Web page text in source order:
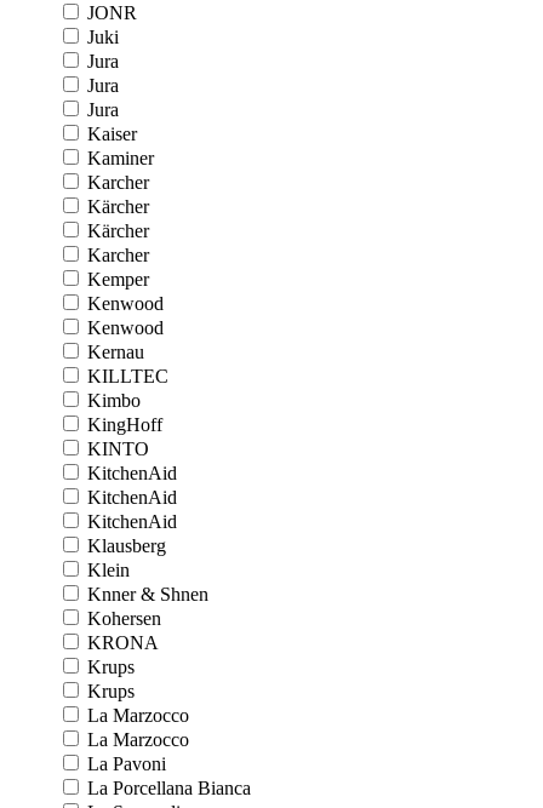
JONR
Juki
Jura
Jura
Jura
Kaiser
Kaminer
Karcher
Kärcher
Kärcher
Karcher
Kemper
Kenwood
Kenwood
Kernau
KILLTEC
Kimbo
KingHoff
KINTO
KitchenAid
KitchenAid
KitchenAid
Klausberg
Klein
Knner & Shnen
Kohersen
KRONA
Krups
Krups
La Marzocco
La Marzocco
La Pavoni
La Porcellana Bianca